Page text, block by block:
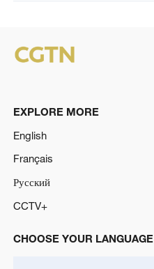
EXPLORE MORE
English
Français
Русский
CCTV+
CHOOSE YOUR LANGUAGE